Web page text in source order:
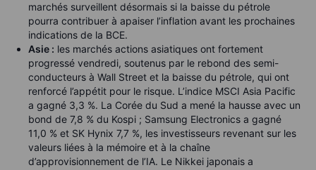
marchés surveillent désormais si la baisse du pétrole
pourra contribuer à apaiser l’inflation avant les prochaines
indications de la BCE.
Asie : les marchés actions asiatiques ont fortement
progressé vendredi, soutenus par le rebond des semi-
conducteurs à Wall Street et la baisse du pétrole, qui ont
renforcé l’appétit pour le risque. L’indice MSCI Asia Pacific
a gagné 3,3 %. La Corée du Sud a mené la hausse avec un
bond de 7,8 % du Kospi ; Samsung Electronics a gagné
11,0 % et SK Hynix 7,7 %, les investisseurs revenant sur les
valeurs liées à la mémoire et à la chaîne
d’approvisionnement de l’IA. Le Nikkei japonais a